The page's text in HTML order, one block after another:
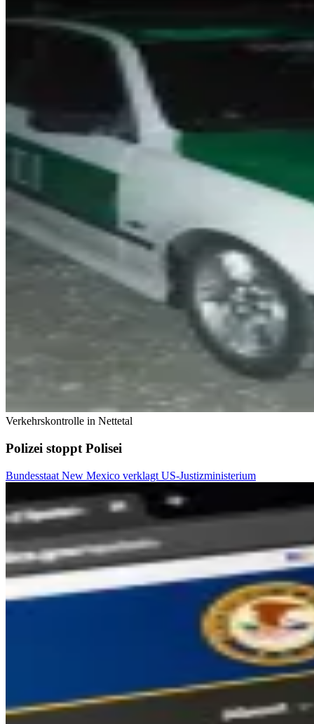
Verkehrskontrolle in Nettetal
Polizei stoppt Polisei
Bundesstaat New Mexico verklagt US-Justizministerium